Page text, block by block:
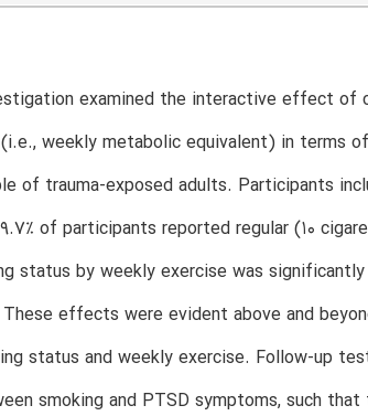
examined the interactive effect of
weekly metabolic equivalent) in terms
of trauma-exposed adults. Participants
of participants reported regular (10
status by weekly exercise was
effects were evident above and
status and weekly exercise. Follow-up
smoking and PTSD symptoms, such